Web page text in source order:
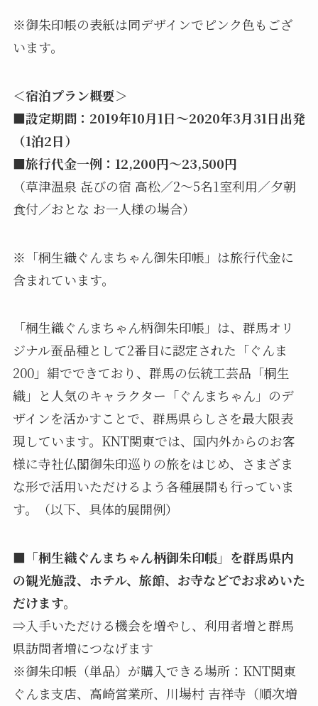
※御朱印帳の表紙は同デザインでピンク色もござ
います。
​＜宿泊プラン概要＞
■設定期間：2019年10月1日～2020年3月31日出発
（1泊2日）
■旅行代金一例：12,200円～23,500円
（草津温泉 㐂びの宿 高松／2～5名1室利用／夕朝
食付／おとな お一人様の場合）
※「桐生織ぐんまちゃん御朱印帳」は旅行代金に
含まれています。
「桐生織ぐんまちゃん柄御朱印帳」は、群馬オリ
ジナル蚕品種として2番目に認定された「ぐんま
200」絹でできており、群馬の伝統工芸品「桐生
織」と人気のキャラクター「ぐんまちゃん」のデ
ザインを活かすことで、群馬県らしさを最大限表
現しています。KNT関東では、国内外からのお客
様に寺社仏閣御朱印巡りの旅をはじめ、さまざま
な形で活用いただけるよう各種展開も行っていま
す。（以下、具体的展開例）
■「桐生織ぐんまちゃん柄御朱印帳」を群馬県内
の観光施設、ホテル、旅館、お寺などでお求めいた
だけます。
⇒入手いただける機会を増やし、利用者増と群馬
県訪問者増につなげます
※御朱印帳（単品）が購入できる場所：KNT関東
ぐんま支店、高崎営業所、川場村 吉祥寺（順次増